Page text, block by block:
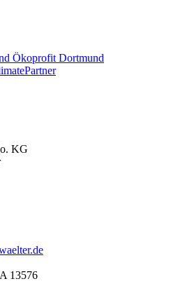
Ökoprofit Dortmund
KG
13576